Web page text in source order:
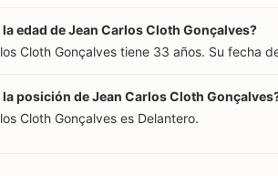
la edad de Jean Carlos Cloth Gonçalves?
Cloth Gonçalves tiene 33 años. Su fecha
la posición de Jean Carlos Cloth
Cloth Gonçalves es Delantero.